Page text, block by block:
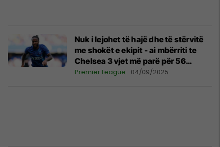
Nuk i lejohet të hajë dhe të stërvitë
me shokët e ekipit - ai mbërriti te
Chelsea 3 vjet më parë për 56
milionë euro
Premier League 04/09/2025